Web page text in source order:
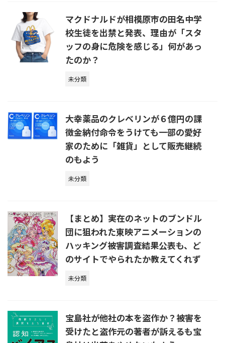
マクドナルドが相模原市の田名中学
校生徒を出禁と発表、理由が「スタ
ッフの身に危険を感じる」何があっ
たのか？
未分類
大幸薬品のクレベリンが６億円の課
徴金納付命令をうけても一部の愛好
家のために「雑貨」として販売継続
のもよう
未分類
【まとめ】実在のネットのブンドル
団に狙われた東映アニメーションの
ハッキング被害調査結果公表も、ど
のサイトでやられたか教えてくれず
未分類
宝島社が他社の本を盗作か？被害を
受けたと盗作元の著者が訴えるも宝